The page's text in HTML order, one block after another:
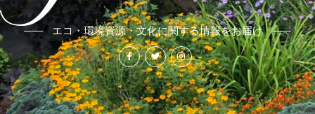
エコ・環境資源・文化に関する情報をお届け